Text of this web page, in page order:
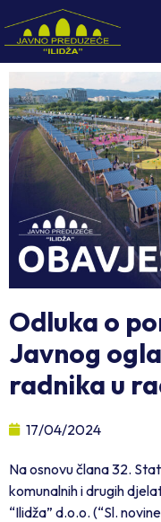
Odluka o
Javnog
radnika u
17/04/2024
Na osnovu člana 32.
komunalnih i drugih
“Ilidža” d.o.o. (“Sl.